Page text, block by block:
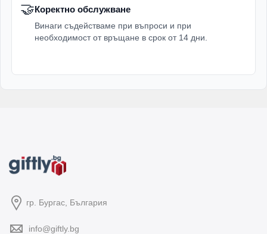
🤝Коректно обслужване
Винаги съдействаме при въпроси и при
необходимост от връщане в срок от 14 дни.
гр. Бургас, България
info@giftly.bg